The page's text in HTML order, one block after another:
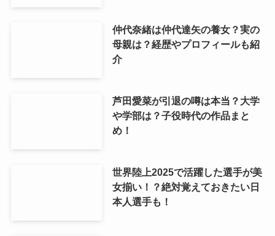
仲代奈緒は仲代達矢の養女？実の
母親は？経歴やプロフィールも紹
介
芦田愛菜が引退の噂は本当？大学
や学部は？子役時代の作品まと
め！
世界陸上2025で活躍した選手が美
女揃い！？絶対覚えておきたい日
本人選手も！